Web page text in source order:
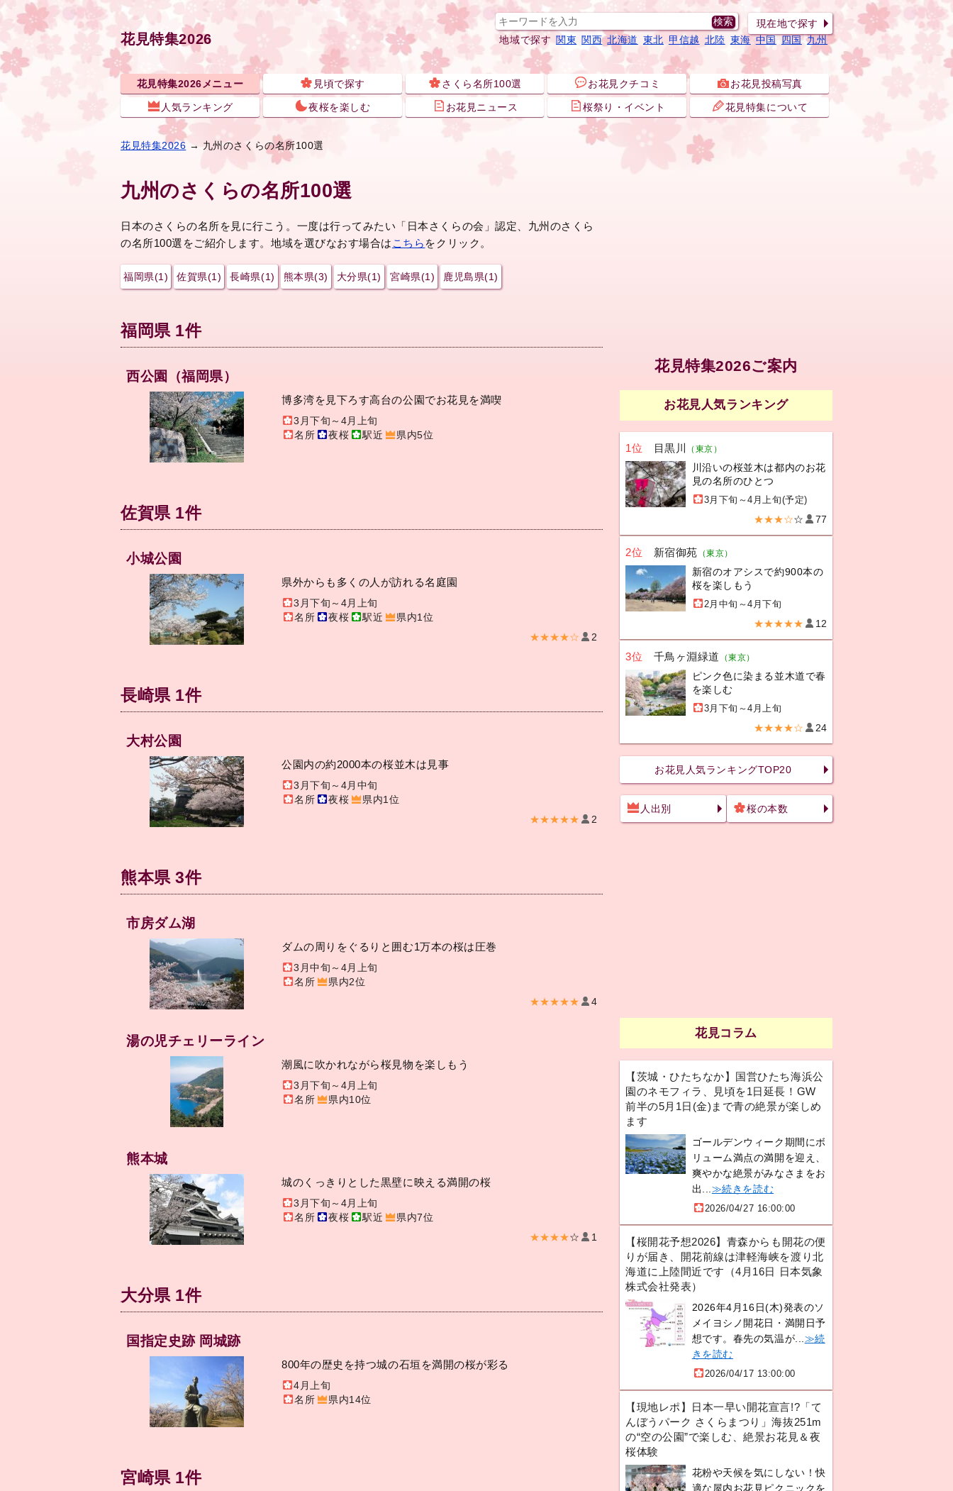
花見特集2026
現在地で探す
地域で探す 関東 関西 北海道 東北 甲信越 北陸 東海 中国 四国 九州
花見特集2026メニュー 見頃で探す さくら名所100選 お花見クチコミ お花見投稿写真
人気ランキング 夜桜を楽しむ お花見ニュース 桜祭り・イベント 花見特集について
花見特集2026 → 九州のさくらの名所100選
九州のさくらの名所100選
日本のさくらの名所を見に行こう。一度は行ってみたい「日本さくらの会」認定、九州のさくら
の名所100選をご紹介します。地域を選びなおす場合は こちら をクリック。
福岡県(1) 佐賀県(1) 長崎県(1) 熊本県(3) 大分県(1) 宮崎県(1) 鹿児島県(1)
福岡県 1件
西公園（福岡県）
博多湾を見下ろす高台の公園でお花見を満喫
3月下旬～4月上旬
名所
夜桜 駅近 県内5位
佐賀県 1件
小城公園
県外からも多くの人が訪れる名庭園
3月下旬～4月上旬
名所
夜桜 駅近 県内1位
★★★★☆ 2
長崎県 1件
大村公園
公園内の約2000本の桜並木は見事
3月下旬～4月中旬
名所
夜桜 県内1位
★★★★★ 2
熊本県 3件
市房ダム湖
ダムの周りをぐるりと囲む1万本の桜は圧巻
3月中旬～4月上旬
名所
県内2位
★★★★★ 4
湯の児チェリーライン
潮風に吹かれながら桜見物を楽しもう
3月下旬～4月上旬
名所
県内10位
熊本城
城のくっきりとした黒壁に映える満開の桜
3月下旬～4月上旬
名所
夜桜 駅近 県内7位
★★★★☆ 1
大分県 1件
国指定史跡 岡城跡
800年の歴史を持つ城の石垣を満開の桜が彩る
4月上旬
名所
県内14位
宮崎県 1件
花見特集2026ご案内
お花見人気ランキング
1位 目黒川 （東京）
川沿いの桜並木は都内のお花
見の名所のひとつ
3月下旬～4月上旬(予定)
★★★☆☆ 77
2位 新宿御苑 （東京）
新宿のオアシスで約900本の
桜を楽しもう
2月中旬～4月下旬
★★★★★ 12
3位 千鳥ヶ淵緑道 （東京）
ピンク色に染まる並木道で春
を楽しむ
3月下旬～4月上旬
★★★★☆ 24
お花見人気ランキングTOP20
人出別 桜の本数
花見コラム
【茨城・ひたちなか】国営ひたち海浜公
園のネモフィラ、見頃を1日延長！GW
前半の5月1日(金)まで青の絶景が楽しめ
ます
ゴールデンウィーク期間にボ
リューム満点の満開を迎え、
爽やかな絶景がみなさまをお
出... ≫続きを読む
2026/04/27 16:00:00
【桜開花予想2026】青森からも開花の便
りが届き、開花前線は津軽海峡を渡り北
海道に上陸間近です（4月16日 日本気象
株式会社発表）
2026年4月16日(木)発表のソ
メイヨシノ開花日・満開日予
想です。春先の気温が... ≫続
きを読む
2026/04/17 13:00:00
【現地レポ】日本一早い開花宣言!?「て
んぼうパーク さくらまつり」海抜251m
の“空の公園”で楽しむ、絶景お花見＆夜
桜体験
花粉や天候を気にしない！快
適な屋内お花見ピクニックを